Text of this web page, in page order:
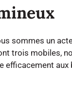
sommes un
trois mobiles,
efficacement aux